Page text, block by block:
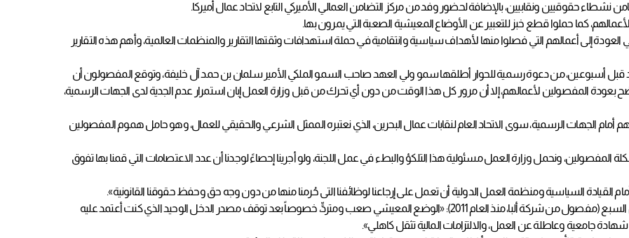
حقوقيين ونقابيين، بالإضافة لحضور وفد من مركز التضامن العمالي الأميركي التابع لاتحاد عمال أميركا.
كما حملوا قطع خبز للتعبير عن الأوضاع المعيشية الصعبة التي يمرون بها.
إلى أعمالهم التي فصلوا منها لأهداف سياسية وانتقامية في حملة استهدافات وثقتها التقارير والمنظمات العالمية، وأهم هذه التقارير
البلد قبل أسبوعين، من دعوة رسمية للحوار أطلقها سمو ولي العهد صاحب السمو الملكي الأمير سلمان بن حمد آل خليفة، وتوقع المفصولون أن
بعودة المفصولين لأعمالهم، إلا أن مرور كل هذا الوقت من دون أي تحرك من قبل وزارة العمل إبان استمرار عدم الجدية لدى الجهات الرسمية،
الجهات الرسمية، سوى الاتحاد العام لنقابات عمال البحرين، الذي نعتبره الممثل الشرعي والحقيقي للعمال، وهو حامل هموم المفصولين
ونحمل وزارة العمل مسئولية هذا التلكؤ والبطء في عمل اللجنة، ولو أجرينا إحصاءً لوجدنا أن عدد الاعتصامات التي قمنا بها تفوق
القيادة السياسية ومنظمة العمل الدولية أن تعمل على إرجاعنا لوظائفنا التى حُرمنا منها من دون وجه حق وحفظ حقوقنا القانونية».
وتحدث عدد من المفصولين إلى «الوسط» عن وضعهم الإنساني، وقال فاضل السبع (مفصول من شركة ألبا، منذ العام 2011): «الوضع المعيشي صعب ومتردٍّ، خصوصاً بعد توقف مصدر الدخل الوحيد الذي كنت أعتمد عليه